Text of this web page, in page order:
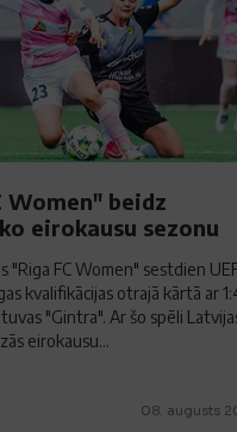
Women" beidz
eirokausu sezonu
"Riga FC Women" sestdien
kvalifikācijas otrajā kārtā ar
"Gintra". Ar šo spēli
eirokausu...
08. augusts